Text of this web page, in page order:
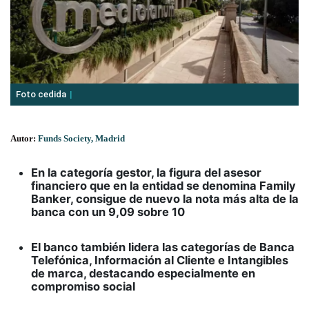
Foto cedida
Autor: Funds Society, Madrid
En la categoría gestor, la figura del asesor
financiero que en la entidad se denomina Family
Banker, consigue de nuevo la nota más alta de la
banca con un 9,09 sobre 10
El banco también lidera las categorías de Banca
Telefónica, Información al Cliente e Intangibles
de marca, destacando especialmente en
compromiso social